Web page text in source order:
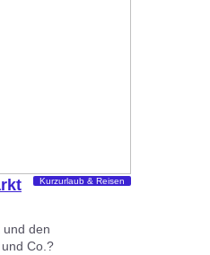
Kurzurlaub & Reisen
und den
Co.?